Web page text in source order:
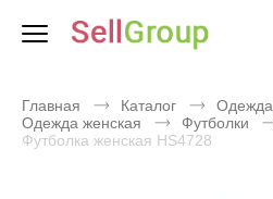
Главная Каталог
Одежда
Одежда женская
Футболки
Футболка женская HS4728